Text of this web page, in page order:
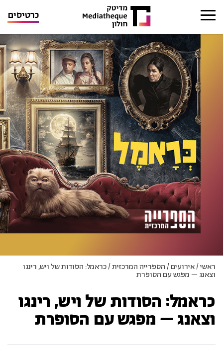
כרטיסים
ראשי/אירועים/הספרייה המרכזית/כראמל: הסודות של ויש, רינגו
וצאנג – מפגש עם הסופרת
כראמל: הסודות של ויש, רינגו
וצאנג – מפגש עם הסופרת